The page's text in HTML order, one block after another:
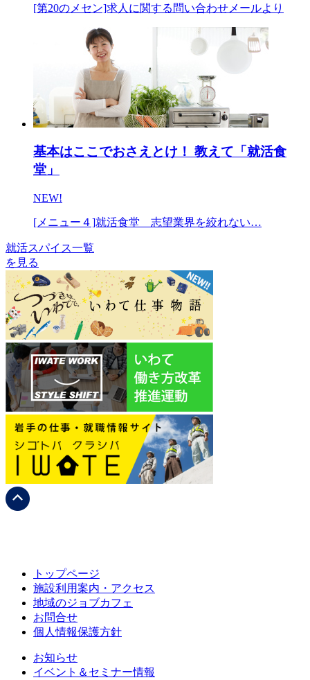
[第20のメセン]求人に関する問い合わせメールより
基本はここでおさえとけ！ 教えて「就活食
堂」
NEW!
[メニュー４]就活食堂 志望業界を絞れない…
就活スパイス一覧
を見る
トップページ
施設利用案内・アクセス
地域のジョブカフェ
お問合せ
個人情報保護方針
お知らせ
イベント＆セミナー情報